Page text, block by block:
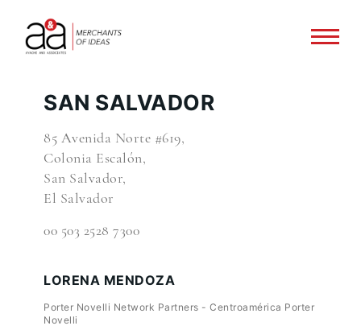
SAN SALVADOR
85 Avenida Norte #619,
Colonia Escalón,
San Salvador,
El Salvador
00 503 2528 7300
LORENA MENDOZA
Porter Novelli Network Partners - Centroamérica Porter
Novelli